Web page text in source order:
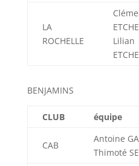
LA
ROCHELLE
Lilian
BENJAMINS
CLUB équipe
CAB
Antoine
Thimoté